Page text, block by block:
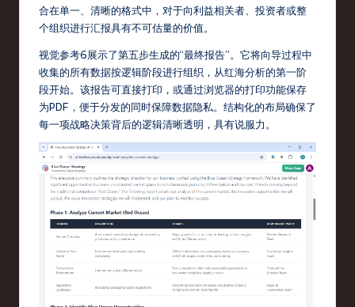
合在单一、清晰的格式中，对于向利益相关者、投资者或整
个组织进行汇报具有不可估量的价值。
视觉参考6展示了第五步生成的“最终报告”。它将向导过程中
收集的所有数据按逻辑阶段进行组织，从红海分析的第一阶
段开始。该报告可直接打印，或通过浏览器的打印功能保存
为PDF，便于分发的同时保障数据隐私。结构化的布局确保了
每一项战略决策背后的逻辑清晰透明，具有说服力。